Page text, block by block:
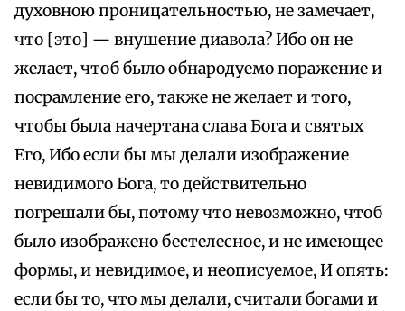
духовною проницательностью, не замечает,
что [это] — внушение диавола? Ибо он не
желает, чтоб было обнародуемо поражение и
посрамление его, также не желает и того,
чтобы была начертана слава Бога и святых
Его, Ибо если бы мы делали изображение
невидимого Бога, то действительно
погрешали бы, потому что невозможно, чтоб
было изображено бестелесное, и не имеющее
формы, и невидимое, и неописуемое, И опять:
если бы то, что мы делали, считали богами и